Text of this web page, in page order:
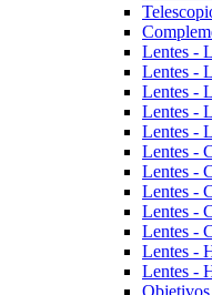
Lentes -
Lentes -
Lentes -
Lentes -
Lentes -
Lentes -
Lentes -
Lentes -
Lentes -
Lentes -
Lentes -
Lentes -